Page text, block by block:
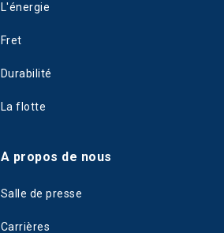
L'énergie
Fret
Durabilité
La flotte
A propos de nous
Salle de presse
Carrières